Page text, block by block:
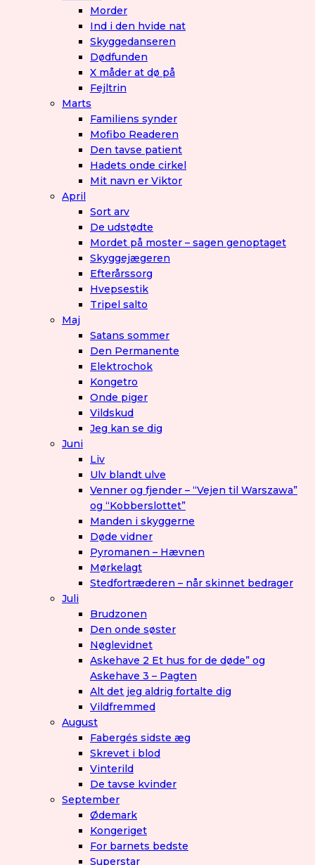
Morder
Ind i den hvide nat
Skyggedanseren
Dødfunden
X måder at dø på
Fejltrin
Marts
Familiens synder
Mofibo Readeren
Den tavse patient
Hadets onde cirkel
Mit navn er Viktor
April
Sort arv
De udstødte
Mordet på moster – sagen genoptaget
Skyggejægeren
Efterårssorg
Hvepsestik
Tripel salto
Maj
Satans sommer
Den Permanente
Elektrochok
Kongetro
Onde piger
Vildskud
Jeg kan se dig
Juni
Liv
Ulv blandt ulve
Venner og fjender – “Vejen til Warszawa”
og “Kobberslottet”
Manden i skyggerne
Døde vidner
Pyromanen – Hævnen
Mørkelagt
Stedfortræderen – når skinnet bedrager
Juli
Brudzonen
Den onde søster
Nøglevidnet
Askehave 2 Et hus for de døde” og
Askehave 3 – Pagten
Alt det jeg aldrig fortalte dig
Vildfremmed
August
Fabergés sidste æg
Skrevet i blod
Vinterild
De tavse kvinder
September
Ødemark
Kongeriget
For barnets bedste
Superstar